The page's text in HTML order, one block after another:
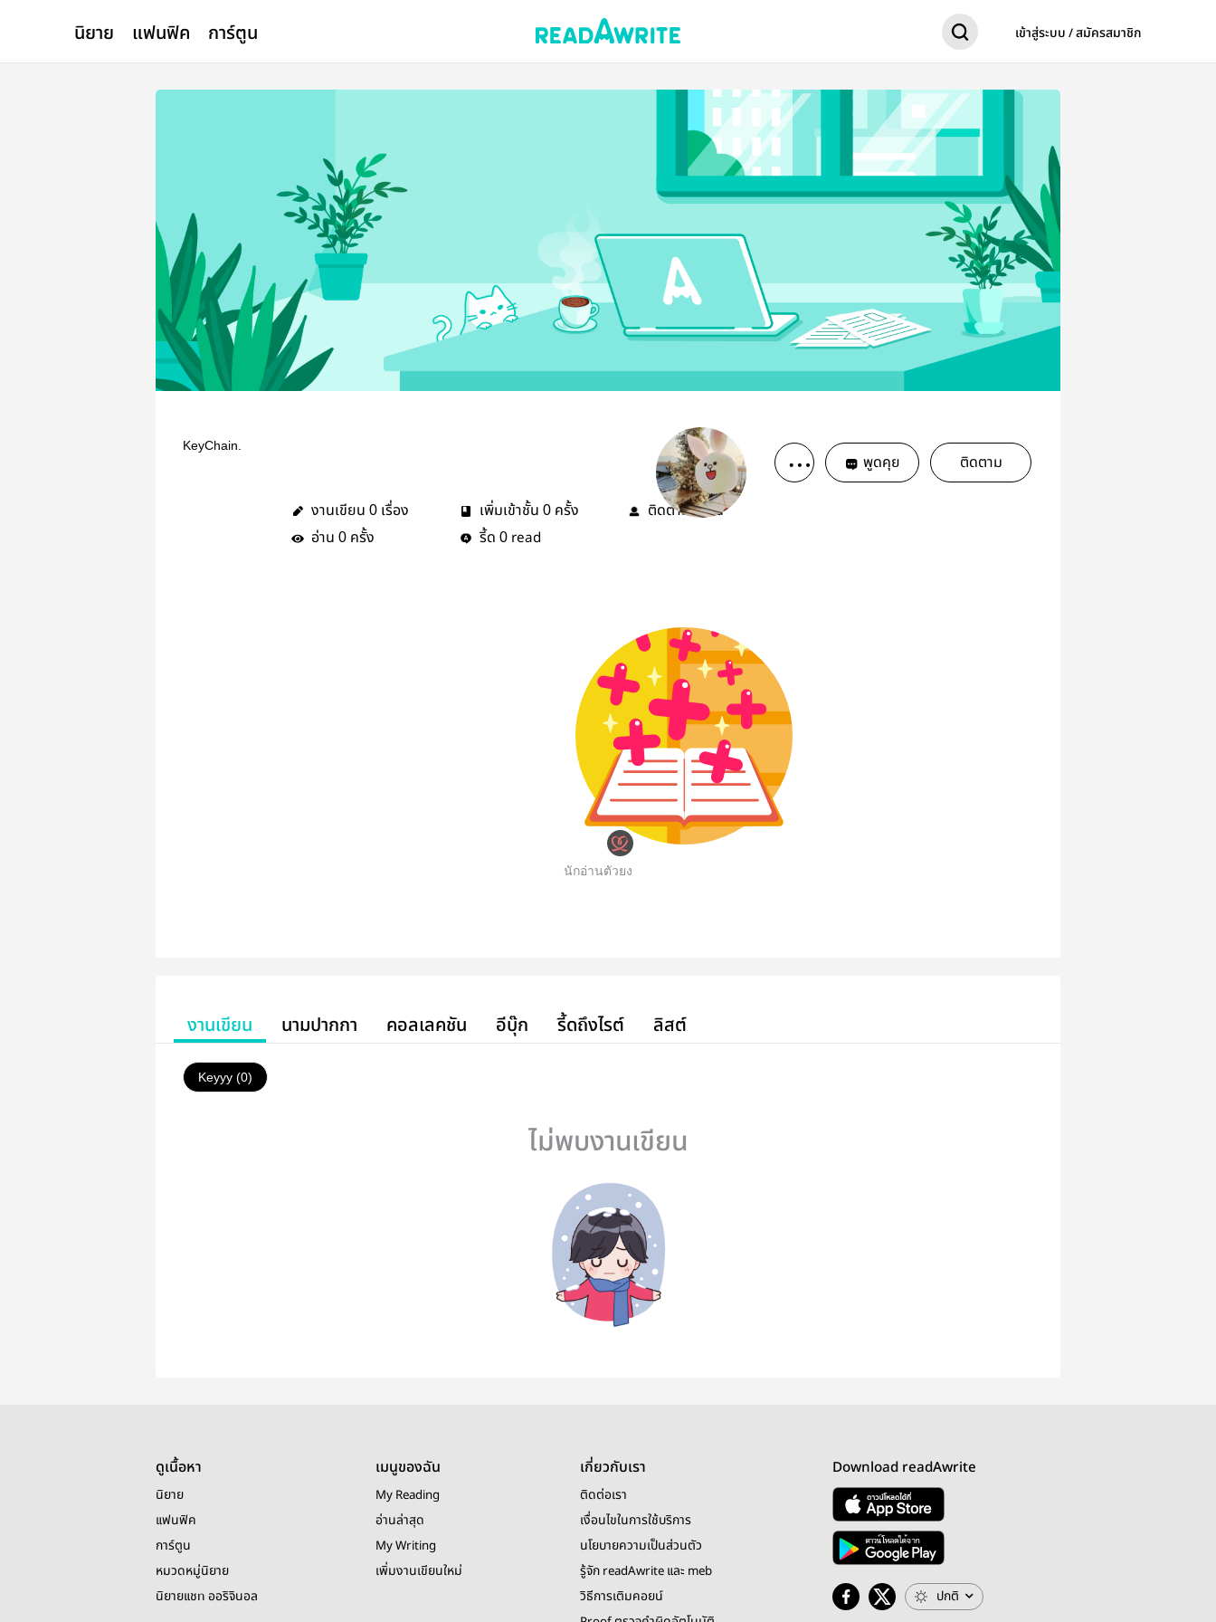
นิยาย แฟนฟิค การ์ตูน เข้าสู่ระบบ / สมัครสมาชิก
KeyChain.
พูดคุย ติดตาม
งานเขียน 0 เรื่อง เพิ่มเข้าชั้น 0 ครั้ง ติดตาม0คน
อ่าน 0 ครั้ง รี้ด 0 read
นักอ่านตัวยง
งานเขียน นามปากกา คอลเลคชัน อีบุ๊ก รี้ดถึงไรต์ ลิสต์
Keyyy (0)
ไม่พบงานเขียน
ดูเนื้อหา
นิยาย
แฟนฟิค
การ์ตูน
หมวดหมู่นิยาย
นิยายแชท ออริจินอล
เมนูของฉัน
My Reading
อ่านล่าสุด
My Writing
เพิ่มงานเขียนใหม่
เกี่ยวกับเรา
ติดต่อเรา
เงื่อนไขในการใช้บริการ
นโยบายความเป็นส่วนตัว
รู้จัก readAwrite และ meb
วิธีการเติมคอยน์
Download readAwrite
ปกติ